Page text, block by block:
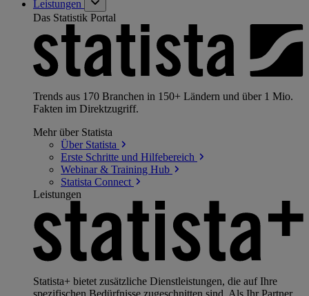
Leistungen
Das Statistik Portal
Trends aus 170 Branchen in 150+ Ländern und über 1 Mio.
Fakten im Direktzugriff.
Mehr über Statista
Über Statista
Erste Schritte und Hilfebereich
Webinar & Training Hub
Statista Connect
Leistungen
Statista+ bietet zusätzliche Dienstleistungen, die auf Ihre
spezifischen Bedürfnisse zugeschnitten sind. Als Ihr Partner